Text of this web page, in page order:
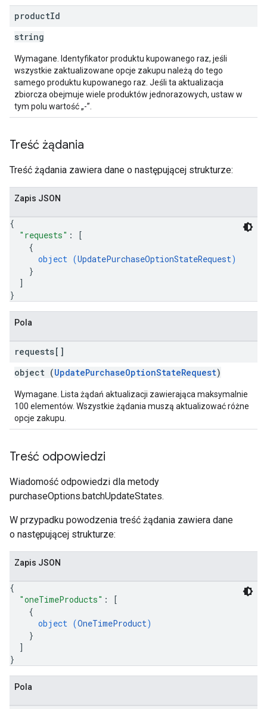
productId
string
Wymagane. Identyfikator produktu kupowanego raz, jeśli
wszystkie zaktualizowane opcje zakupu należą do tego
samego produktu kupowanego raz. Jeśli ta aktualizacja
zbiorcza obejmuje wiele produktów jednorazowych, ustaw w
tym polu wartość „-”.
Treść żądania
Treść żądania zawiera dane o następującej strukturze:
Zapis JSON
{
"requests" :
[
{
object (UpdatePurchaseOptionStateRequest)
}
]
}
Pola
requests[]
object (UpdatePurchaseOptionStateRequest)
Wymagane. Lista żądań aktualizacji zawierająca maksymalnie
100 elementów. Wszystkie żądania muszą aktualizować różne
opcje zakupu.
Treść odpowiedzi
Wiadomość odpowiedzi dla metody
purchaseOptions.batchUpdateStates.
W przypadku powodzenia treść żądania zawiera dane
o następującej strukturze:
Zapis JSON
{
"oneTimeProducts" :
[
{
object (OneTimeProduct)
}
]
}
Pola